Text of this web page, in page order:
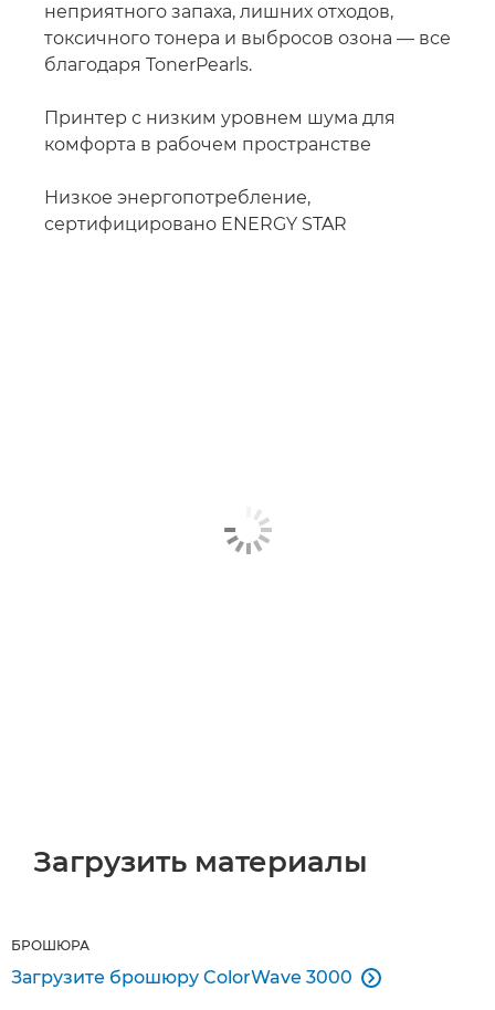
неприятного запаха, лишних отходов,
токсичного тонера и выбросов озона — все
благодаря TonerPearls.
Принтер с низким уровнем шума для
комфорта в рабочем пространстве
Низкое энергопотребление,
сертифицировано ENERGY STAR
Загрузить материалы
БРОШЮРА
Загрузите брошюру ColorWave 3000 